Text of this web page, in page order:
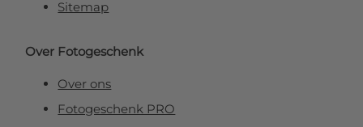
Sitemap
Over Fotogeschenk
Over ons
Fotogeschenk PRO